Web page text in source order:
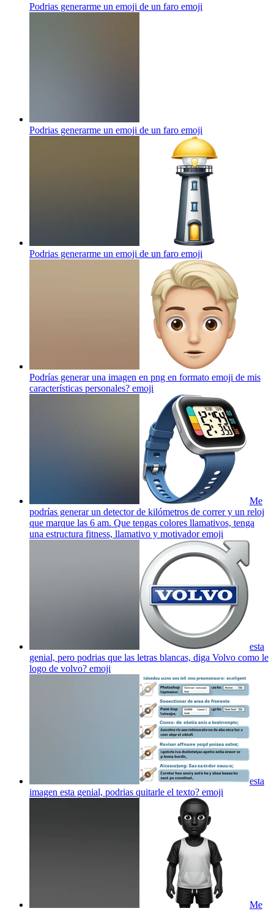
Podrias generarme un emoji de un faro emoji
Podrias generarme un emoji de un faro emoji
Podrias generarme un emoji de un faro emoji
Podrías generar una imagen en png en formato emoji de mis
características personales? emoji
Me
podrías generar un detector de kilómetros de correr y un reloj
que marque las 6 am. Que tengas colores llamativos, tenga
una estructura fitness, llamativo y motivadoremoji
esta
genial, pero podrias que las letras blancas, diga Volvo como le
logo de volvo? emoji
esta
imagen esta genial, podrias quitarle el texto? emoji
Me